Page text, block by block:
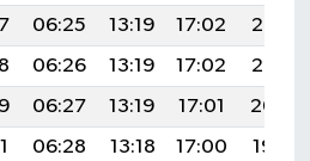
06:25 13:19 17:02
20:03
06:26 13:19 17:02
20:02
06:27 13:19 17:01
20:00
06:28 13:18 17:00 19:59